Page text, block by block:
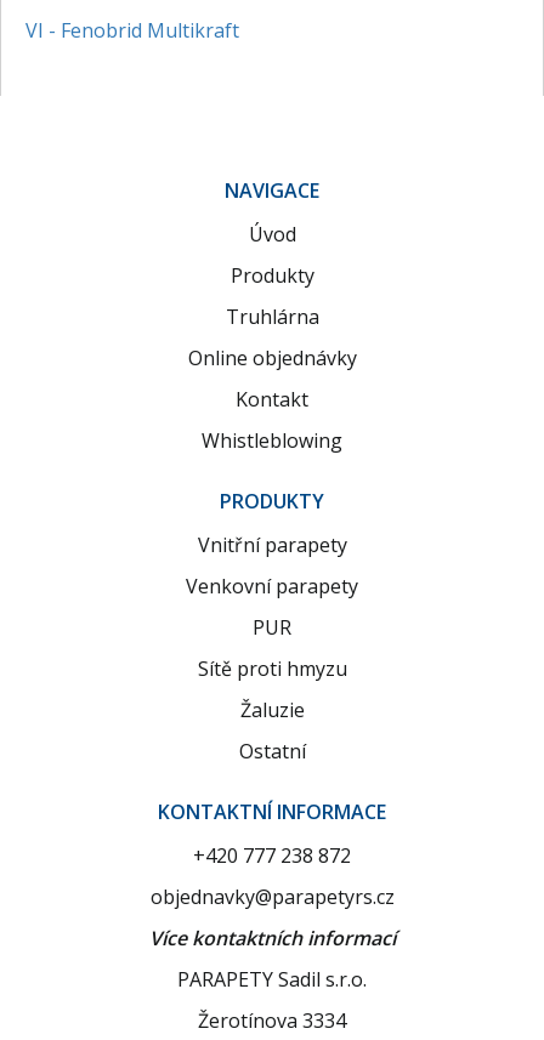
VI - Fenobrid Multikraft
NAVIGACE
Úvod
Produkty
Truhlárna
Online objednávky
Kontakt
Whistleblowing
PRODUKTY
Vnitřní parapety
Venkovní parapety
PUR
Sítě proti hmyzu
Žaluzie
Ostatní
KONTAKTNÍ INFORMACE
+420 777 238 872
objednavky@parapetyrs.cz
Více kontaktních informací
PARAPETY Sadil s.r.o.
Žerotínova 3334